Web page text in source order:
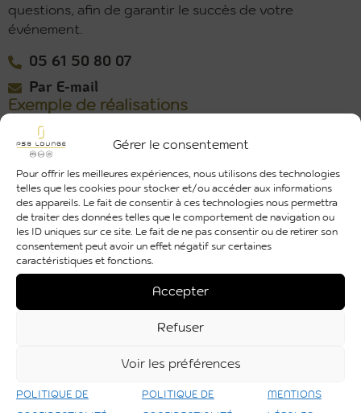
Gérer le consentement
Pour offrir les meilleures expériences, nous utilisons des technologies
telles que les cookies pour stocker et/ou accéder aux informations
des appareils. Le fait de consentir à ces technologies nous permettra
de traiter des données telles que le comportement de navigation ou
les ID uniques sur ce site. Le fait de ne pas consentir ou de retirer son
consentement peut avoir un effet négatif sur certaines
caractéristiques et fonctions.
Accepter
Refuser
Voir les préférences
POLITIQUE DE POLITIQUE DE MENTIONS
questions, afin de garantir le succès de votre
événement.
05 61 50 80 07
Par E-mail
Exemple de réalisations